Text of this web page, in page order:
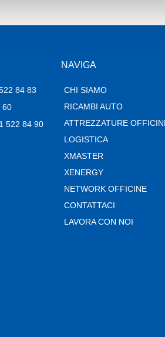
84 83
60
522 84 90
NAVIGA
CHI SIAMO
RICAMBI AUTO
ATTREZZATURE
LOGISTICA
XMASTER
XENERGY
NETWORK OFFICINE
CONTATTACI
LAVORA CON NOI